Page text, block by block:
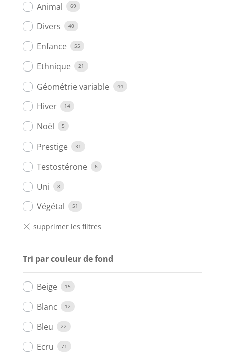
Animal 69
Divers 40
Enfance 55
Ethnique 21
Géométrie variable 44
Hiver 14
Noël 5
Prestige 31
Testostérone 6
Uni 8
Végétal 51
Tri par couleur de fond
Beige 15
Blanc 12
Bleu 22
Ecru 71